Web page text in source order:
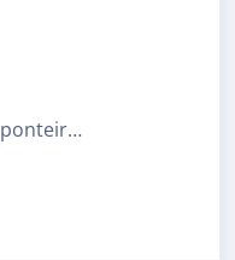
ponteir…